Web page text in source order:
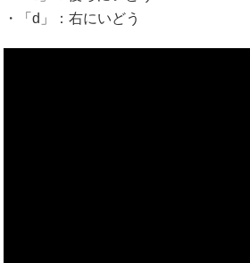
・「d」：右にいどう